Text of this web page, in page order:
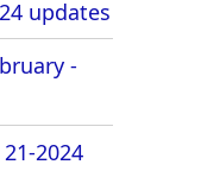
updates
-
2024